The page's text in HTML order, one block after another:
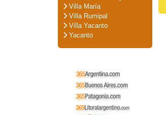
Villa María
Villa Rumipal
Villa Yacanto
Yacanto